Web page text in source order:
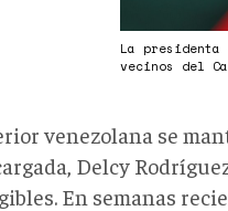
La presidenta
vecinos del
venezolana se
Delcy
En semanas